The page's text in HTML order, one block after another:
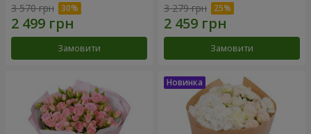
3 570 грн
Замовити
3 279 грн
Замовити